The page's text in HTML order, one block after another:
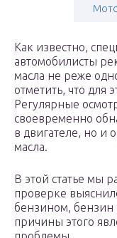
Как известно,
автомобилисты
масла не реже
отметить, что для
Регулярные
своевременно
в двигателе, но и
масла.
В этой статье мы
проверке
бензином, бензин
причины этого